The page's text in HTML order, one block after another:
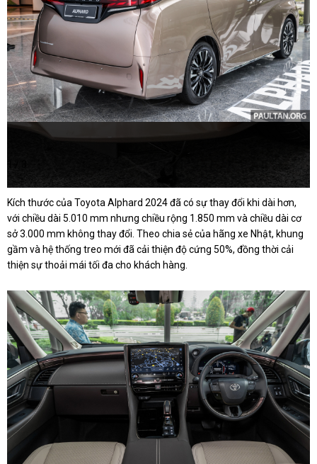
Kích thước của Toyota Alphard 2024 đã có sự thay đổi khi dài hơn,
với chiều dài 5.010 mm nhưng chiều rộng 1.850 mm và chiều dài cơ
sở 3.000 mm không thay đổi. Theo chia sẻ của hãng xe Nhật, khung
gầm và hệ thống treo mới đã cải thiện độ cứng 50%, đồng thời cải
thiện sự thoải mái tối đa cho khách hàng.